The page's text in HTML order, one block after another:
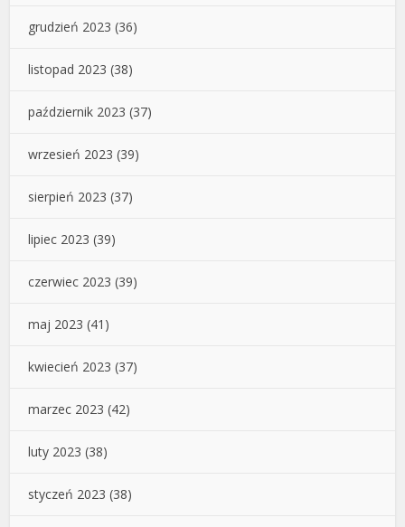
grudzień 2023 (36)
listopad 2023 (38)
październik 2023 (37)
wrzesień 2023 (39)
sierpień 2023 (37)
lipiec 2023 (39)
czerwiec 2023 (39)
maj 2023 (41)
kwiecień 2023 (37)
marzec 2023 (42)
luty 2023 (38)
styczeń 2023 (38)